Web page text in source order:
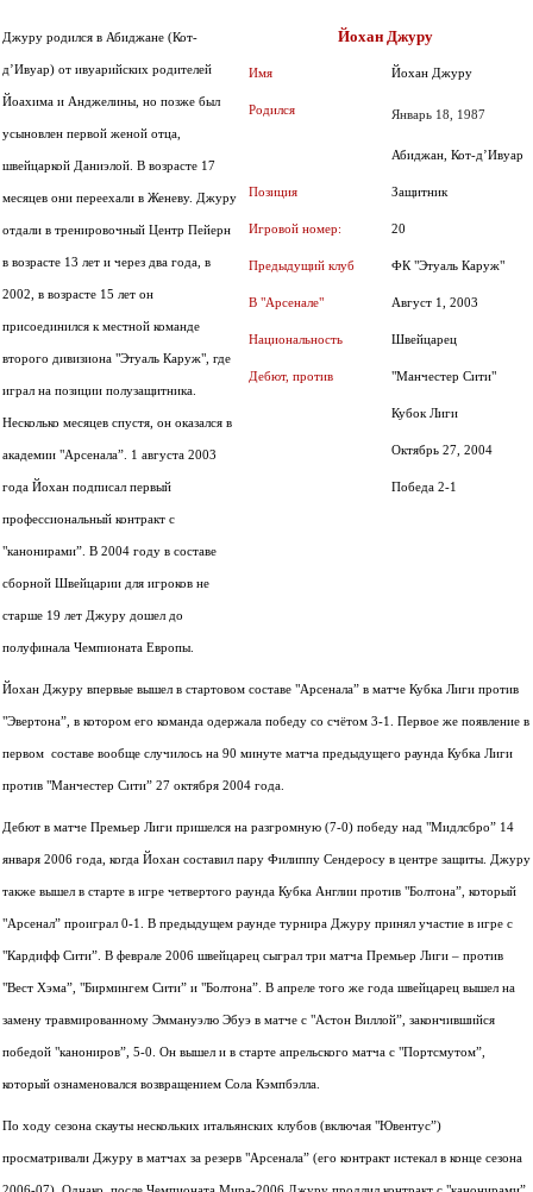
Джуру родился в Абиджане (Кот-
д’Ивуар) от ивуарийских родителей
Йоахима и Анджелины, но позже был
усыновлен первой женой отца,
швейцаркой Даниэлой. В возрасте 17
месяцев они переехали в Женеву. Джуру
отдали в тренировочный Центр Пейерн
в возрасте 13 лет и через два года, в
2002, в возрасте 15 лет он
присоединился к местной команде
второго дивизиона "Этуаль Каруж", где
играл на позиции полузащитника.
Несколько месяцев спустя, он оказался в
академии "Арсенала”. 1 августа 2003
года Йохан подписал первый
профессиональный контракт с
"канонирами”. В 2004 году в составе
сборной Швейцарии для игроков не
старше 19 лет Джуру дошел до
полуфинала Чемпионата Европы.
Йохан Джуру
Имя Йохан Джуру
Родился Январь 18, 1987
Абиджан, Кот-д’Ивуар
Позиция Защитник
Игровой номер: 20
Предыдущий клуб ФК "Этуаль Каруж"
В "Арсенале" Август 1, 2003
Национальность Швейцарец
Дебют, против "Манчестер Сити"
Кубок Лиги
Октябрь 27, 2004
Победа 2-1
Йохан Джуру впервые вышел в стартовом составе "Арсенала” в матче Кубка Лиги против
"Эвертона”, в котором его команда одержала победу со счётом 3-1. Первое же появление в
первом составе вообще случилось на 90 минуте матча предыдущего раунда Кубка Лиги
против "Манчестер Сити” 27 октября 2004 года.
Дебют в матче Премьер Лиги пришелся на разгромную (7-0) победу над "Мидлсбро” 14
января 2006 года, когда Йохан составил пару Филиппу Сендеросу в центре защиты. Джуру
также вышел в старте в игре четвертого раунда Кубка Англии против "Болтона”, который
"Арсенал” проиграл 0-1. В предыдущем раунде турнира Джуру принял участие в игре c
"Кардифф Сити”. В феврале 2006 швейцарец сыграл три матча Премьер Лиги – против
"Вест Хэма”, "Бирмингем Сити” и "Болтона”. В апреле того же года швейцарец вышел на
замену травмированному Эммануэлю Эбуэ в матче с "Астон Виллой”, закончившийся
победой "канониров”, 5-0. Он вышел и в старте апрельского матча с "Портсмутом”,
который ознаменовался возвращением Сола Кэмпбэлла.
По ходу сезона скауты нескольких итальянских клубов (включая "Ювентус”)
просматривали Джуру в матчах за резерв "Арсенала” (его контракт истекал в конце сезона